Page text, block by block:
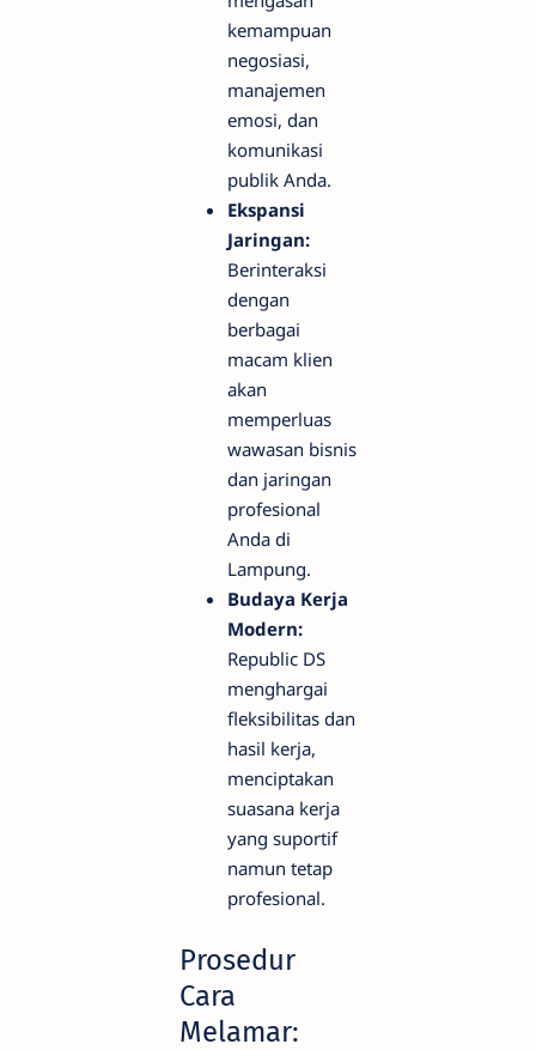
kemampuan
negosiasi,
manajemen
emosi, dan
komunikasi
publik Anda.
Ekspansi
Jaringan:
Berinteraksi
dengan
berbagai
macam klien
akan
memperluas
wawasan bisnis
dan jaringan
profesional
Anda di
Lampung.
Budaya Kerja
Modern:
Republic DS
menghargai
fleksibilitas dan
hasil kerja,
menciptakan
suasana kerja
yang suportif
namun tetap
profesional.
Prosedur
Cara
Melamar: